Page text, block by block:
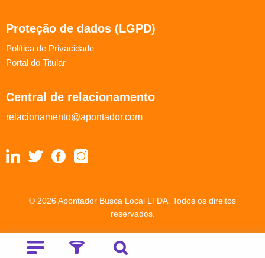
Proteção de dados (LGPD)
Política de Privacidade
Portal do Titular
Central de relacionamento
relacionamento@apontador.com
© 2026 Apontador Busca Local LTDA. Todos os direitos
reservados.